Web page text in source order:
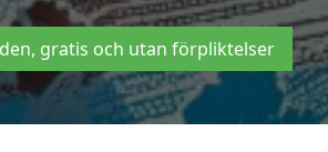
gratis och utan förpliktelser